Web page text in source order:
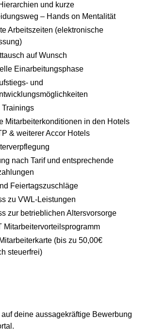
und kurze
– Hands on Mentalität
Arbeitszeiten (elektronische
auf Wunsch
Einarbeitungsphase
und
Trainings
Mitarbeiterkonditionen in den Hotels
& weiterer Accor Hotels
nach Tarif und entsprechende
Feiertagszuschläge
zu VWL-Leistungen
zur betrieblichen Altersvorsorge
Mitarbeitervorteilsprogramm
(bis zu 50,00€
steuerfrei)
deine aussagekräftige Bewerbung